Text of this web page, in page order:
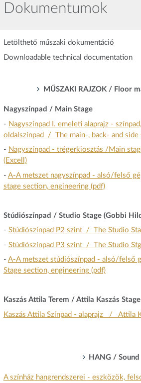
Dokumentumok
Letölthető műszaki dokumentáció
Downloadable technical documentation
MŰSZAKI RAJZOK / Floor
Nagyszínpad / Main Stage
- Nagyszínpad I. emeleti alaprajz -
oldalszínpad / The main-, back- and side
- Nagyszínpad - trégerkiosztás /Main
(Excell)
- A-A metszet nagyszínpad - alsó/felső
stage section, engineering (pdf)
Stúdiószínpad / Studio Stage (Gobbi
- Stúdiószínpad P2 szint / The Studio
- Stúdiószínpad P3 szint / The Studio
- A-A metszet stúdiószínpad - alsó/
Stage section, engineering (pdf)
Kaszás Attila Terem / Attila Kaszás Stage
Kaszás Attila Színpad - alaprajz / Attila
HANG / Sound
A színház hangrendszerei - eszközök,